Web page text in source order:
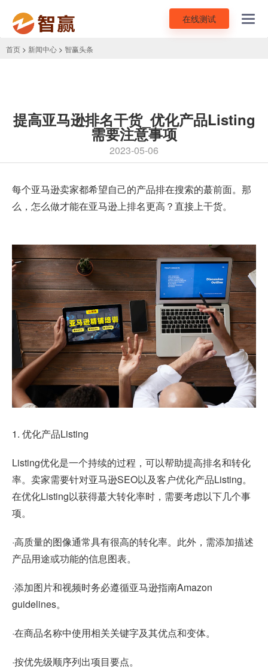
在线测试
首页 > 新闻中心 > 智赢头条
提高亚马逊排名干货_优化产品Listing
需要注意事项
2023-05-06
每个亚马逊卖家都希望自己的产品排在搜索的蕞前面。那
么，怎么做才能在亚马逊上排名更高？直接上干货。
1. 优化产品Listing
Listing优化是一个持续的过程，可以帮助提高排名和转化
率。卖家需要针对亚马逊SEO以及客户优化产品Listing。
在优化Listing以获得蕞大转化率时，需要考虑以下几个事
项。
·高质量的图像通常具有很高的转化率。此外，需添加描述
产品用途或功能的信息图表。
·添加图片和视频时务必遵循亚马逊指南Amazon
guidelines。
·在商品名称中使用相关关键字及其优点和变体。
·按优先级顺序列出项目要点。